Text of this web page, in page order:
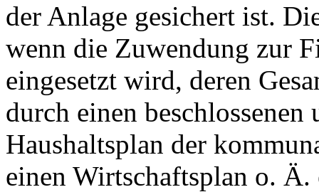
der Anlage gesichert ist.
wenn die Zuwendung zur
eingesetzt wird, deren
durch einen
Haushaltsplan der
einen Wirtschaftsplan o. Ä.